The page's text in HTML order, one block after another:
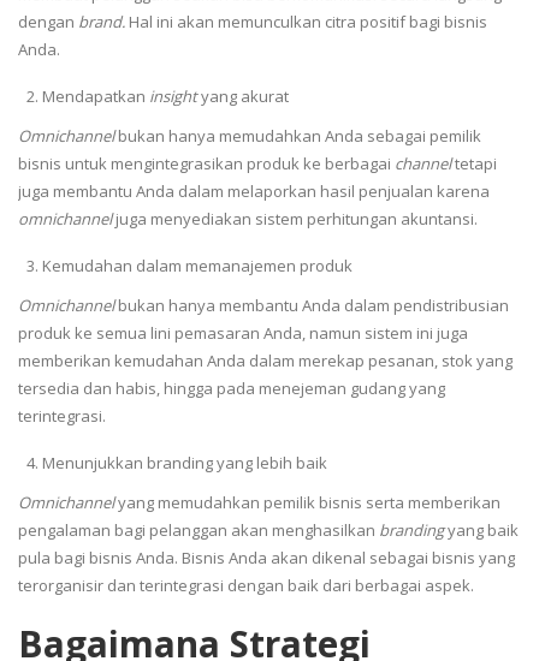
dengan brand. Hal ini akan memunculkan citra positif bagi bisnis
Anda.
Mendapatkan insightyang akurat
Omnichannelbukan hanya memudahkan Anda sebagai pemilik
bisnis untuk mengintegrasikan produk ke berbagai channeltetapi
juga membantu Anda dalam melaporkan hasil penjualan karena
omnichanneljuga menyediakan sistem perhitungan akuntansi.
Kemudahan dalam memanajemen produk
Omnichannelbukan hanya membantu Anda dalam pendistribusian
produk ke semua lini pemasaran Anda, namun sistem ini juga
memberikan kemudahan Anda dalam merekap pesanan, stok yang
tersedia dan habis, hingga pada menejeman gudang yang
terintegrasi.
Menunjukkan branding yang lebih baik
Omnichannelyang memudahkan pemilik bisnis serta memberikan
pengalaman bagi pelanggan akan menghasilkan brandingyang baik
pula bagi bisnis Anda. Bisnis Anda akan dikenal sebagai bisnis yang
terorganisir dan terintegrasi dengan baik dari berbagai aspek.
Bagaimana Strategi